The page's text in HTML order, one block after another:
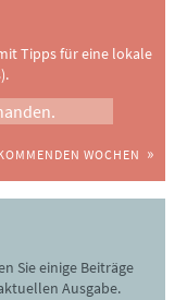
Tipps für eine lokale
WOCHEN
Sie einige Beiträge
Ausgabe.